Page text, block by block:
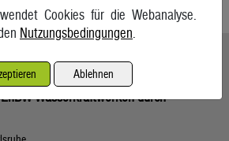
Wasserkraftwerken durch
Cookies für die Webanalyse.
Nutzungsbedingungen
Ablehnen